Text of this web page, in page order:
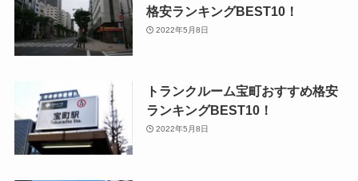
格安ランキングBEST10！
2022年5月8日
トランクルーム宝町おすすめ格安
ランキングBEST10！
2022年5月8日